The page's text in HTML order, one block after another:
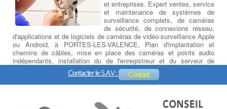
et entreprises. Expert ventes, service
et maintenance de systèmes de
surveillance complets, de caméras
de sécurité, de connexions réseau,
d'applications et de logiciels de caméras de vidéo-surveillance Apple
ou Android. à PORTES-LES-VALENCE, Plan d'implantation et
chemins de câbles, mise en place des caméras et points audio
indépendants, installation du de l'enregistreur et du serveur de
données, paramétrage et formation logicielle, initiation à la prise en
main à distance sur PC, Tablette ou Smartphone.
Contacter le S.A.V : Contact